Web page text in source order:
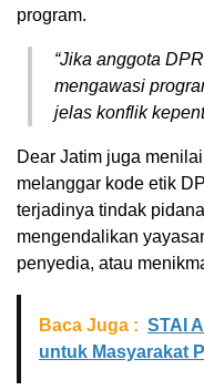
program.
“Jika anggota
mengawasi
jelas konflik
Dear Jatim juga
melanggar kode etik
terjadinya tindak
mengendalikan
penyedia, atau
Baca Juga : STAI
untuk Masyarakat